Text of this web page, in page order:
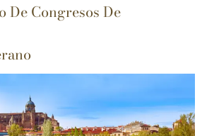
De Congresos De